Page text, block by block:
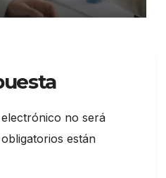
no será
están